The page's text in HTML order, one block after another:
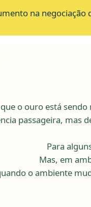
na negociação
o ouro está
passageira,
Para
Mas, em
o ambiente